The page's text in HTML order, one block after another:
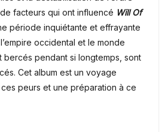
facteurs qui ont influencé Will Of
période inquiétante et effrayante
occidental et le monde
bercés pendant si longtemps, sont
Cet album est un voyage
peurs et une préparation à ce